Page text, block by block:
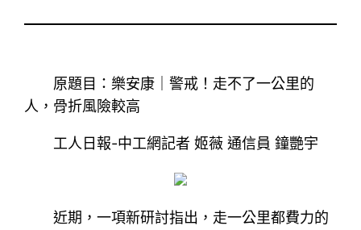
原題目：樂安康｜警戒！走不了一公里的
人，骨折風險較高
工人日報-中工網記者 姬薇 通信員 鐘艷宇
近期，一項新研討指出，走一公里都費力的